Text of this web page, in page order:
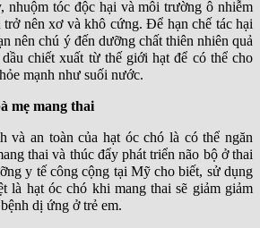
nhuộm tóc độc hại và môi trường ô nhiễm
trở nên xơ và khô cứng. Để hạn chế tác hại
nên chú ý đến dưỡng chất thiên nhiên quả
chiết xuất từ thế giới hạt để có thể cho
mạnh như suối nước.
mẹ mang thai
và an toàn của hạt óc chó là có thể ngăn
thai và thúc đẩy phát triển não bộ ở thai
y tế công cộng tại Mỹ cho biết, sử dụng
là hạt óc chó khi mang thai sẽ giảm giảm
dị ứng ở trẻ em.